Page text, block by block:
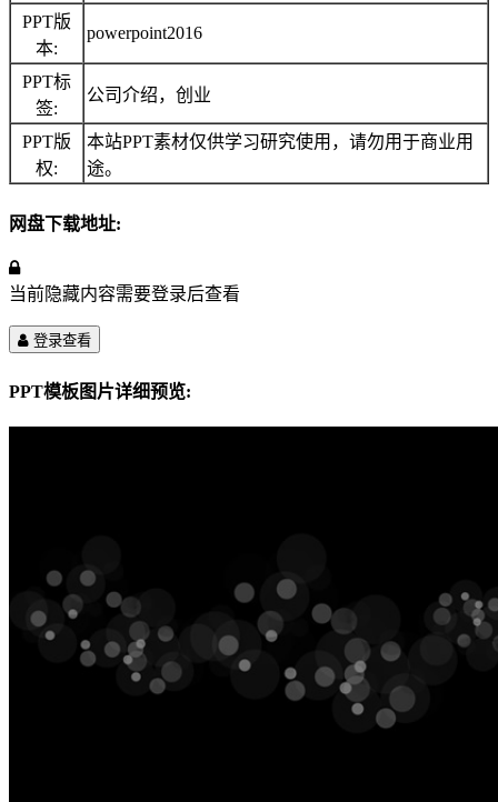
PPT版
本:
powerpoint2016
PPT标
签:
公司介绍，创业
PPT版
权:
本站PPT素材仅供学习研究使用，请勿用于商业用
途。
网盘下载地址:
当前隐藏内容需要登录后查看
登录查看
PPT模板图片详细预览: